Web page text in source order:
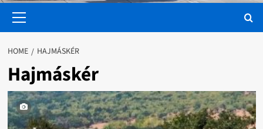
Menu
HOME HAJMÁSKÉR
Hajmáskér